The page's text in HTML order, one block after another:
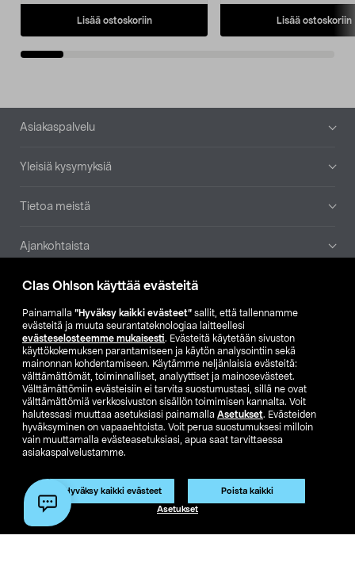
Clas Ohlson käyttää evästeitä
Painamalla ”Hyväksy kaikki evästeet” sallit, että tallennamme
evästeitä ja muuta seurantateknologiaa laitteellesi
evästeselosteemme mukaisesti. Evästeitä käytetään sivuston
käyttökokemuksen parantamiseen ja käytön analysointiin sekä
mainonnan kohdentamiseen. Käytämme neljänlaisia evästeitä:
välttämättömät, toiminnalliset, analyyttiset ja mainosevästeet.
Välttämättömiin evästeisiin ei tarvita suostumustasi, sillä ne ovat
välttämättömiä verkkosivuston sisällön toimimisen kannalta. Voit
halutessasi muuttaa asetuksiasi painamalla Asetukset. Evästeiden
hyväksyminen on vapaaehtoista. Voit perua suostumuksesi milloin
vain muuttamalla evästeasetuksiasi, apua saat tarvittaessa
asiakaspalvelustamme.
Hyväksy kaikki evästeet Poista kaikki
Asetukset
Lisää ostoskoriin Lisää ostoskoriin
Alatunniste
Asiakaspalvelu
Yleisiä kysymyksiä
Tietoa meistä
Ajankohtaista
Muut yrityksemme
Etsi myymälä
SE NO FI
FI SV
Club Clas Ostoehdot
Tietosuojaseloste
Näytä hinnat ilman ALV:a